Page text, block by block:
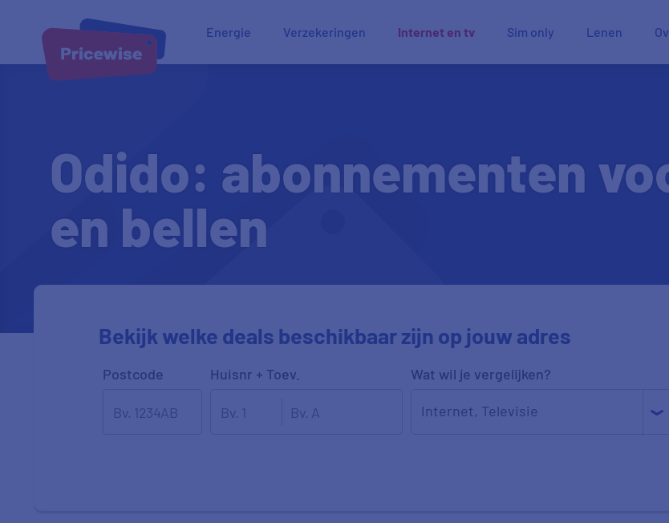
Energie Verzekeringen Internet en tv Sim only Lenen
Odido: abonnementen
en bellen
Bekijk welke deals beschikbaar zijn op jouw adres
Postcode Huisnr + Toev. Wat wil je vergelijken?
Internet, Televisie